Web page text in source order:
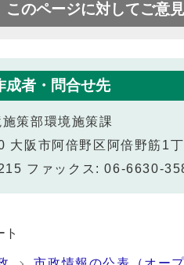
このページに対してご意
成者・問合せ先
策部環境施策課
阪市阿倍野区阿倍野筋1
ファックス: 06-6630-
ト